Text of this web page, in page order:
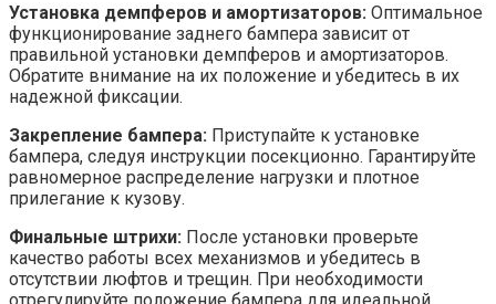
Установка демпферов и амортизаторов: Оптимальное
функционирование заднего бампера зависит от
правильной установки демпферов и амортизаторов.
Обратите внимание на их положение и убедитесь в их
надежной фиксации.
Закрепление бампера: Приступайте к установке
бампера, следуя инструкции посекционно. Гарантируйте
равномерное распределение нагрузки и плотное
прилегание к кузову.
Финальные штрихи: После установки проверьте
качество работы всех механизмов и убедитесь в
отсутствии люфтов и трещин. При необходимости
отрегулируйте положение бампера для идеальной